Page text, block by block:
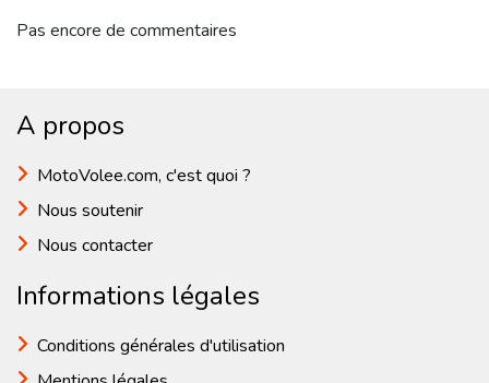
Pas encore de commentaires
A propos
MotoVolee.com, c'est quoi ?
Nous soutenir
Nous contacter
Informations légales
Conditions générales d'utilisation